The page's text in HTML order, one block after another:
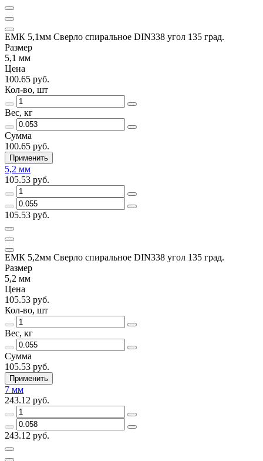
ЕМК 5,1мм Сверло спиральное DIN338 угол 135 град.
Размер
5,1 мм
Цена
100.65 руб.
Кол-во, шт
Вес, кг
Сумма
100.65 руб.
Применить
5,2 мм
105.53 руб.
105.53 руб.
ЕМК 5,2мм Сверло спиральное DIN338 угол 135 град.
Размер
5,2 мм
Цена
105.53 руб.
Кол-во, шт
Вес, кг
Сумма
105.53 руб.
Применить
7 мм
243.12 руб.
243.12 руб.